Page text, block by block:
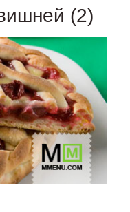
(2)